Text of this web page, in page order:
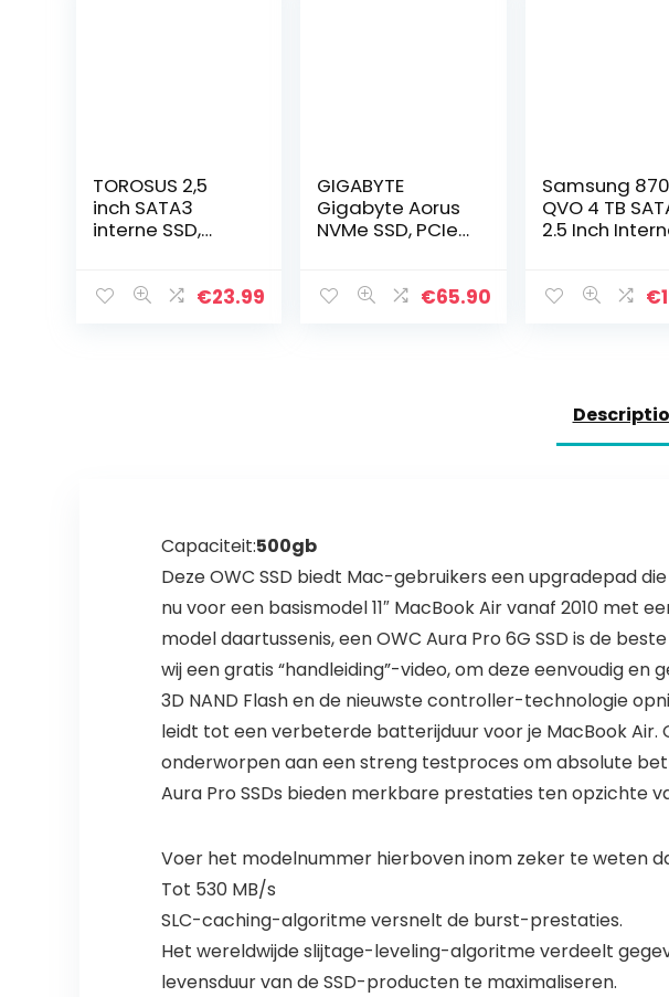
TOROSUS 2,5
inch SATA3
interne SSD,
pc’s en MacPro
€23.99
GIGABYTE
Gigabyte Aorus
NVMe SSD, PCIe
€65.90
Samsung 870
QVO 4 TB
2.5 Inch
77Q4T0)
€
Capaciteit:500gb
Deze OWC SSD biedt Mac-gebruikers een upgradepad
nu voor een basismodel 11″ MacBook Air vanaf 2010 met
model daartussenis, een OWC Aura Pro 6G SSD is de
wij een gratis “handleiding”-video, om deze eenvoudig en
3D NAND Flash en de nieuwste controller-technologie
leidt tot een verbeterde batterijduur voor je MacBook Air.
onderworpen aan een streng testproces om absolute
Aura Pro SSDs bieden merkbare prestaties ten opzichte
Voer het modelnummer hierboven inom zeker te weten
Tot 530 MB/s
SLC-caching-algoritme versnelt de burst-prestaties.
Het wereldwijde slijtage-leveling-algoritme verdeelt
levensduur van de SSD-producten te maximaliseren.